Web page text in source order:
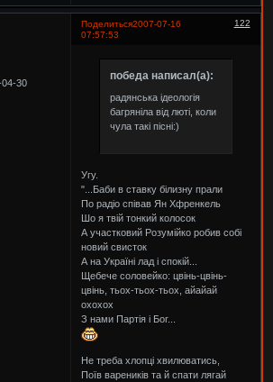
Поделиться 122
2007-07-16
07:57:53
04-30
победа написал(а):
радянська ідеологія
багряніла від люті, коли
чула такі пісні:)
Угу.
"...Баби в ставку білизну прали
По радіо співав Ян Хфренкель
Шо я твій тонкий колосок
А участковий Розумійко робив собі
новий свисток
А на Україні лад і спокій...
Щебече соловейко: цвінь-цвінь-
цвінь, тьох-тьох-тьох, айайай
охохох
З нами Партія і Бог...
Не треба хлопці хвилюватись,
Поїв вареників та й спати лягай